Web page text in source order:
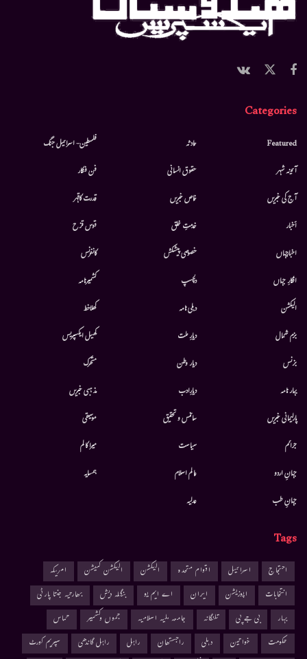
Categories
Featured
آئینہ شہر
آج کی خبریں
أخبار
اخبارجہاں
افکارِ جہاں
الیکشن
بزم شمال
بزنس
بہار نامہ
پارلیمانی خبریں
جرائم
جہانِ اردو
جہانِ طب
حادثہ
حقوق انسانی
خاص خبریں
خدمتِ خلق
خصوصی پیشکش
دلچسپ
دہلی نامہ
دیارِ ملت
دیار وطن
دیارِادب
سائنس و تحقیق
سیاست
عالم اسلام
عدلیہ
فلسطین- اسرائیل جنگ
فن فنکار
قدرت کاقہر
قوس قزح
کانفرنس
کشمیرنامہ
کھلاخط
کھیل ایکسپریس
متحرك
مذہبی خبریں
موسيقى
میرا کالم
ہمسایہ
Tags
احتجاج اسرائیل اقوام متحدہ الیکشن الیکشن کمیشن
امریکہ
انتخابات
اپوزیشن ایران اے ایم یو بنگلہ دیش
بھارتیہ جنتا پارٹی
بہار
بی جے پی تلنگانہ جامعہ ملیہ اسلامیہ جموں وکشمیر
حماس
حکومت
خواتین دہلی راجستھان راہل راہل گاندھی
سپریم کورٹ